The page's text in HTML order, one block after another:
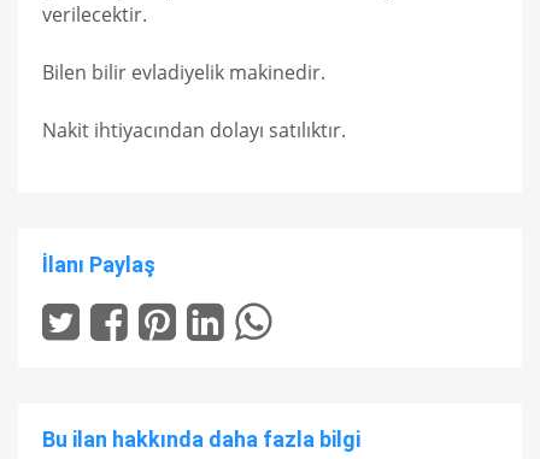
verilecektir.
Bilen bilir evladiyelik makinedir.
Nakit ihtiyacından dolayı satılıktır.
İlanı Paylaş
Bu ilan hakkında daha fazla bilgi